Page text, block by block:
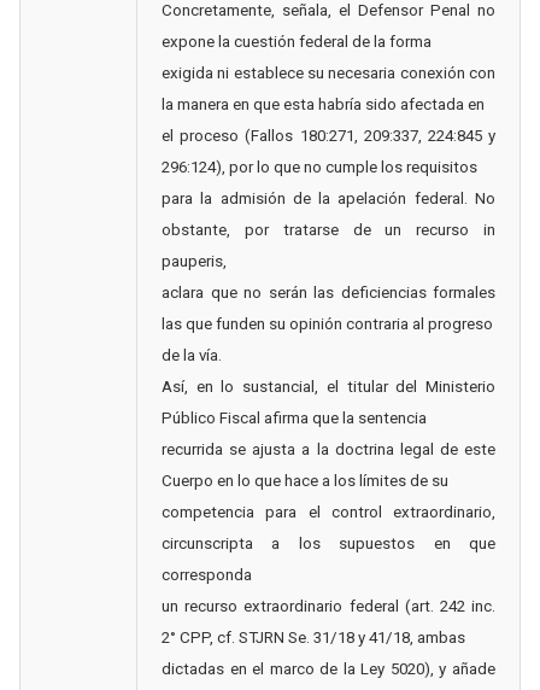
Concretamente, señala, el Defensor Penal no
expone la cuestión federal de la forma
exigida ni establece su necesaria conexión con
la manera en que esta habría sido afectada en
el proceso (Fallos 180:271, 209:337, 224:845 y
296:124), por lo que no cumple los requisitos
para la admisión de la apelación federal. No
obstante, por tratarse de un recurso in
pauperis,
aclara que no serán las deficiencias formales
las que funden su opinión contraria al progreso
de la vía.
Así, en lo sustancial, el titular del Ministerio
Público Fiscal afirma que la sentencia
recurrida se ajusta a la doctrina legal de este
Cuerpo en lo que hace a los límites de su
competencia para el control extraordinario,
circunscripta a los supuestos en que
corresponda
un recurso extraordinario federal (art. 242 inc.
2° CPP, cf. STJRN Se. 31/18 y 41/18, ambas
dictadas en el marco de la Ley 5020), y añade